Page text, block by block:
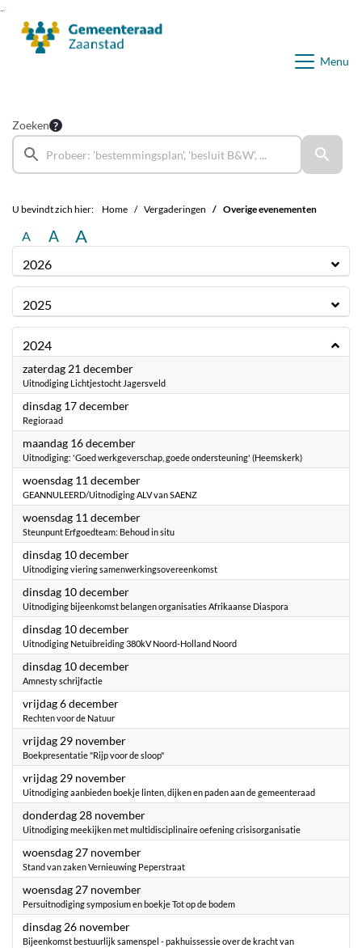
Menu
Zoeken
U bevindt zich hier: Home Vergaderingen Overige evenementen
A A A
2026
2025
2024
zaterdag 21 december2024
Uitnodiging Lichtjestocht Jagersveld
dinsdag 17 december2024
Regioraad
maandag 16 december2024
Uitnodiging: 'Goed werkgeverschap, goede ondersteuning' (Heemskerk)
woensdag 11 december2024
GEANNULEERD/Uitnodiging ALV van SAENZ
woensdag 11 december2024
Steunpunt Erfgoedteam: Behoud in situ
dinsdag 10 december2024
Uitnodiging viering samenwerkingsovereenkomst
dinsdag 10 december2024
Uitnodiging bijeenkomst belangen organisaties Afrikaanse Diaspora
dinsdag 10 december2024
Uitnodiging Netuibreiding 380kV Noord-Holland Noord
dinsdag 10 december2024
Amnesty schrijfactie
vrijdag 6 december2024
Rechten voor de Natuur
vrijdag 29 november2024
Boekpresentatie "Rijp voor de sloop"
vrijdag 29 november2024
Uitnodiging aanbieden boekje linten, dijken en paden aan de gemeenteraad
donderdag 28 november2024
Uitnodiging meekijken met multidisciplinaire oefening crisisorganisatie
woensdag 27 november2024
Stand van zaken Vernieuwing Peperstraat
woensdag 27 november2024
Persuitnodiging symposium en boekje Tot op de bodem
dinsdag 26 november2024
Bijeenkomst bestuurlijk samenspel - pakhuissessie over de kracht van